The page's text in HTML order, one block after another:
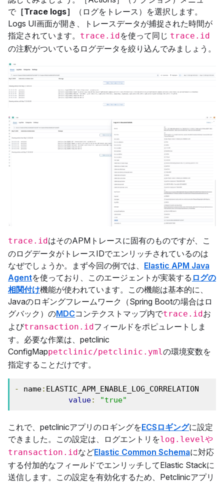
で［Trace logs］
（ログをトレース）を選択します。
Logs UI画面が開き、トレースデータが捕捉された時間が
指定されています。 trace.idを使って同じ trace.id
の注釈がついているログデータを絞り込んでみましょう。
trace.idはそのAPMトレースに固有のものですが、こ
のログデータがトレースIDでエンリッチされているのは
なぜでしょうか。まず今回の例では、 Elastic APM Java
Agentを使っており、このエージェントが実装する ログの
相関付け機能が使われています。この機能は基本的に、
Javaのロギングフレームワーク（Spring Bootの場合はロ
グバック）のMDCコンテクストマップ内でtrace.idお
よびtransaction.idフィールドをポピュレートしま
す。必要な作業は、petclinic
ConfigMappetclinic/petclinic.yml の環境変数を
指定することだけです。
- name: ELASTIC_APM_ENABLE_LOG_CORRELATION
value: "true"
これで、petclinicアプリのロギングをECSロギングに設定
できました。この設定は、ログエントリをlog.levelや
transaction.idなどElastic Common Schemaに対応
する付加的なフィールドでエンリッチしてElastic Stackに
送信します。この設定を有効化するため、Petclinicアプリ